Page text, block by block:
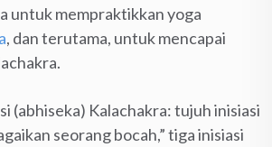
untuk mempraktikkan yoga
, dan terutama, untuk mencapai
(abhiseka) Kalachakra: tujuh inisiasi
seorang bocah,” tiga inisiasi